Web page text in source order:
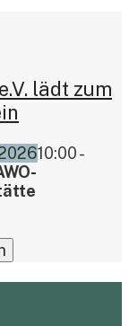
lädt zum
10:00 -